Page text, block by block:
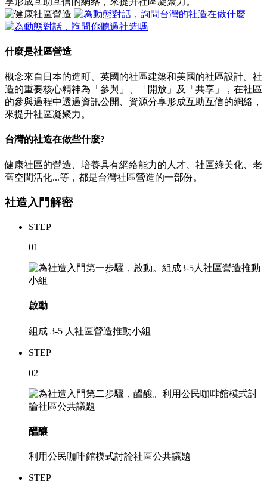
什麼是社區營造
概念來自日本的造町、英國的社區建築和美國的社區設計。社
造的重要核心精神為「參與」、「開放」及「共享」，在社區
的參與過程中透過資訊公開、資源分享形成互助互信的網絡，
來提升社區凝聚力。
台灣的社造在做些什麼?
健康社區的營造、培養具有網絡能力的人才、社區綠美化、老
舊空間活化...等，都是台灣社區營造的一部份。
社造入門解密
STEP
01
啟動
組成 3-5 人社區營造推動小組
STEP
02
醞釀
利用公民咖啡館模式討論社區公共議題
STEP